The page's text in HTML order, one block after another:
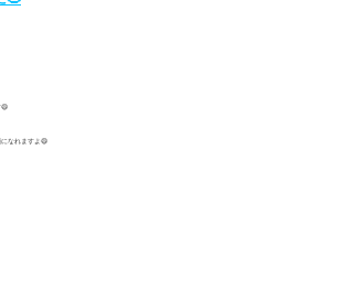
😄
なれますよ😄